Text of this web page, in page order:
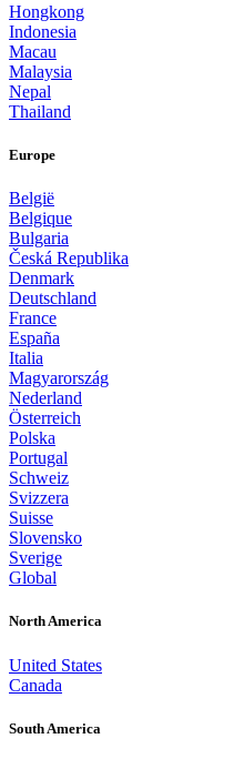
Hongkong
Indonesia
Macau
Malaysia
Nepal
Thailand
Europe
België
Belgique
Bulgaria
Česká Republika
Denmark
Deutschland
France
España
Italia
Magyarország
Nederland
Österreich
Polska
Portugal
Schweiz
Svizzera
Suisse
Slovensko
Sverige
Global
North America
United States
Canada
South America